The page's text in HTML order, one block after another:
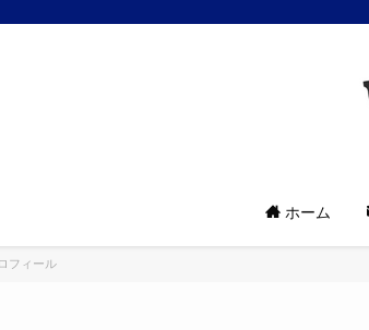
ホーム
フィール